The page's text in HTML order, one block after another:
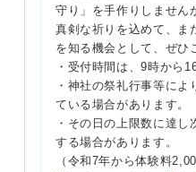
守り」を手作りしません
真剣な祈りを込めて、ま
を知る機会として、ぜひ
・受付時間は、9時から
・神社の祭礼行事等に
ている場合があります。
・その日の上限数に達
する場合があります。
（令和7年から体験料